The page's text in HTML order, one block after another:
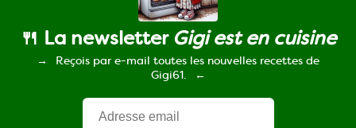
🍴 La newsletter Gigi est en cuisine
Reçois par e-mail toutes les nouvelles recettes de
Gigi61.